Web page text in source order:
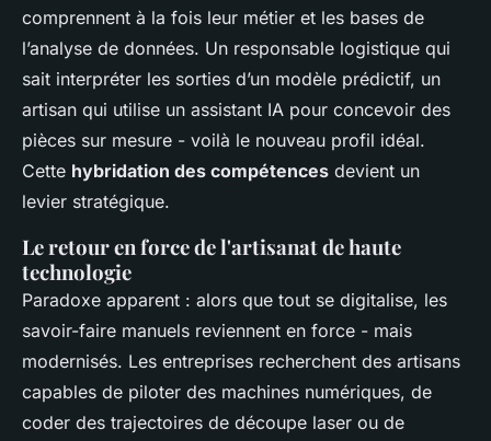
comprennent à la fois leur métier et les bases de
l’analyse de données. Un responsable logistique qui
sait interpréter les sorties d’un modèle prédictif, un
artisan qui utilise un assistant IA pour concevoir des
pièces sur mesure - voilà le nouveau profil idéal.
Cette hybridation des compétences devient un
levier stratégique.
Le retour en force de l'artisanat de haute
technologie
Paradoxe apparent : alors que tout se digitalise, les
savoir-faire manuels reviennent en force - mais
modernisés. Les entreprises recherchent des artisans
capables de piloter des machines numériques, de
coder des trajectoires de découpe laser ou de